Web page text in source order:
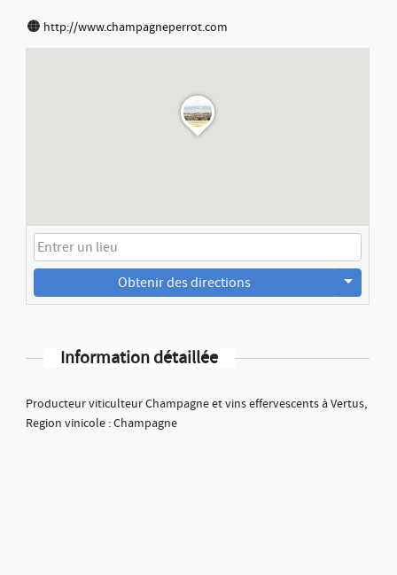
http://www.champagneperrot.com
Obtenir des directions
Information détaillée
Producteur viticulteur Champagne et vins effervescents à Vertus,
Region vinicole : Champagne